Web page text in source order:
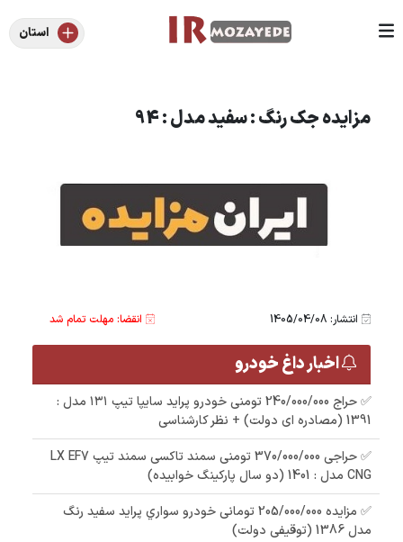
استان
مزایده جک رنگ : سفید مدل : 94
انتشار: 1405/04/08 انقضا: مهلت تمام شد
اخبار داغ خودرو
✅ حراج 240/000/000 تومنی خودرو پراید سایپا تیپ ۱۳۱ مدل :
1391 (مصادره ای دولت) + نظر کارشناسی
✅ حراجی 370/000/000 تومنی سمند تاکسی سمند تیپ LX EF7
CNG مدل : 1401 (دو سال پارکینگ خوابیده)
✅ مزایده 205/000/000 تومانی خودرو سواري پرايد سفيد رنگ
مدل 1386 (توقیفی دولت)